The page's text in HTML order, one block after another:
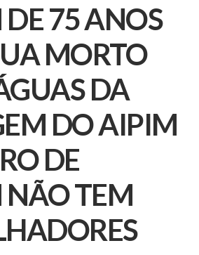
75 ANOS
MORTO
DA
DO AIPIM
DE
TEM